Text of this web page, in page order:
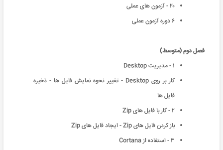
۲۰ - آزمون های عملی
۶ دوره آزمون عملی
فصل دوم (متوسط)
۱ - مدیریت Desktop
کار بر روی Desktop - تغییر نحوه نمایش فایل ها - ذخیره
فایل ها
۲ - کار با فایل های Zip
باز کردن فایل های Zip - ایجاد فایل های Zip
۳ - استفاده از Cortana